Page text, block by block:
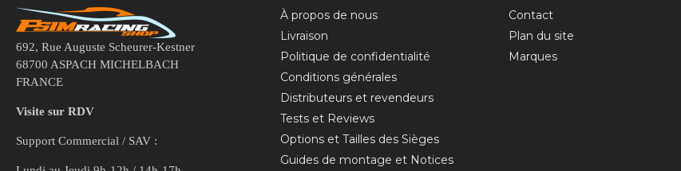
692, Rue Auguste Scheurer-Kestner
68700 ASPACH MICHELBACH
FRANCE
Visite sur RDV
Support Commercial / SAV :
À propos de nous
Livraison
Politique de confidentialité
Conditions générales
Distributeurs et revendeurs
Tests et Reviews
Options et Tailles des Sièges
Guides de montage et Notices
Contact
Plan du site
Marques